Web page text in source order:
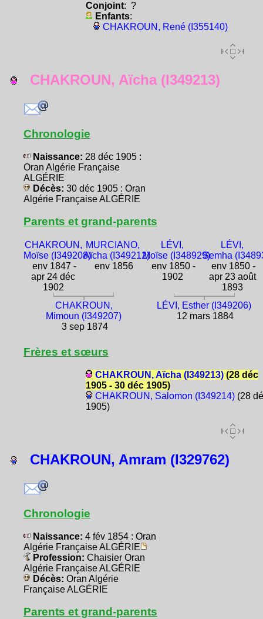
Conjoint: ?
Enfants:
CHAKROUN, René (I355140)
CHAKROUN, Aïcha (I349213)
Chronologie
Naissance: 28 déc 1905 :
Oran Algérie Française
ALGÉRIE
Décès: 30 déc 1905 : Oran
Algérie Française ALGÉRIE
Parents et grand-parents
CHAKROUN,
Moïse (I349208)
env 1847 -
apr 24 déc
1902
MURCIANO,
Aïcha (I349212)
env 1856
LÉVI,
Moïse (I348929)
env 1850 -
1902
LÉVI,
Semha
env 1850 -
apr 23 août
1893
CHAKROUN,
Mimoun (I349207)
3 sep 1874
LÉVI, Esther (I349206)
12 mars 1884
Frères et sœurs
CHAKROUN, Aïcha (I349213)(28 déc
1905 - 30 déc 1905)
CHAKROUN, Salomon (I349214)(28
1905)
CHAKROUN, Amram (I329762)
Chronologie
Naissance: 4 fév 1854 : Oran
Algérie Française ALGÉRIE
Profession: Chaisier Oran
Algérie Française ALGÉRIE
Décès: Oran Algérie
Française ALGÉRIE
Parents et grand-parents